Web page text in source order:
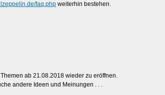
faq.php weiterhin bestehen.
ab 21.08.2018 wieder zu eröffnen.
andere Ideen und Meinungen . . .